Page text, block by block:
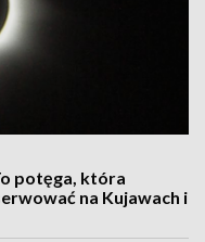
potęga, która
na Kujawach i